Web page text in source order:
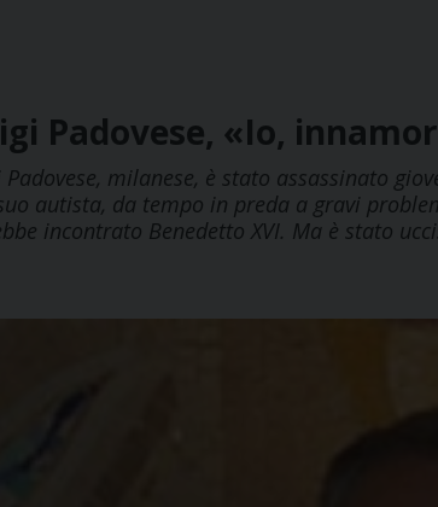
Padovese, «Io,
milanese, è stato assassinato
autista, da tempo in preda a gravi
incontrato Benedetto XVI. Ma è stato